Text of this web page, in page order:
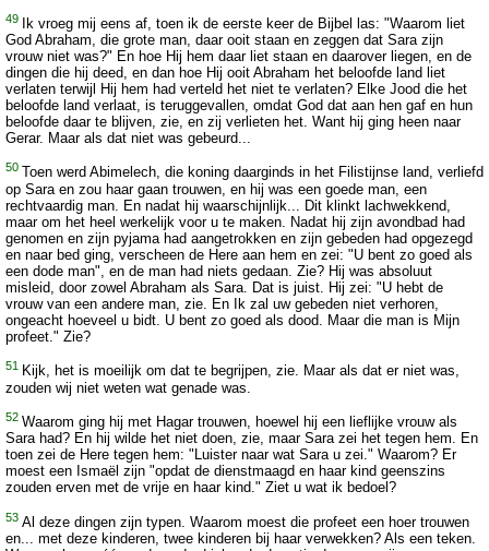
49
Ik vroeg mij eens af, toen ik de eerste keer de Bijbel las: "Waarom liet
God Abraham, die grote man, daar ooit staan en zeggen dat Sara zijn
vrouw niet was?" En hoe Hij hem daar liet staan en daarover liegen, en de
dingen die hij deed, en dan hoe Hij ooit Abraham het beloofde land liet
verlaten terwijl Hij hem had verteld het niet te verlaten? Elke Jood die het
beloofde land verlaat, is teruggevallen, omdat God dat aan hen gaf en hun
beloofde daar te blijven, zie, en zij verlieten het. Want hij ging heen naar
Gerar. Maar als dat niet was gebeurd...
50
Toen werd Abimelech, die koning daarginds in het Filistijnse land, verliefd
op Sara en zou haar gaan trouwen, en hij was een goede man, een
rechtvaardig man. En nadat hij waarschijnlijk... Dit klinkt lachwekkend,
maar om het heel werkelijk voor u te maken. Nadat hij zijn avondbad had
genomen en zijn pyjama had aangetrokken en zijn gebeden had opgezegd
en naar bed ging, verscheen de Here aan hem en zei: "U bent zo goed als
een dode man", en de man had niets gedaan. Zie? Hij was absoluut
misleid, door zowel Abraham als Sara. Dat is juist. Hij zei: "U hebt de
vrouw van een andere man, zie. En Ik zal uw gebeden niet verhoren,
ongeacht hoeveel u bidt. U bent zo goed als dood. Maar die man is Mijn
profeet." Zie?
51
Kijk, het is moeilijk om dat te begrijpen, zie. Maar als dat er niet was,
zouden wij niet weten wat genade was.
52 Waarom ging hij met Hagar trouwen, hoewel hij een lieflijke vrouw als
Sara had? En hij wilde het niet doen, zie, maar Sara zei het tegen hem. En
toen zei de Here tegen hem: "Luister naar wat Sara u zei." Waarom? Er
moest een Ismaël zijn "opdat de dienstmaagd en haar kind geenszins
zouden erven met de vrije en haar kind." Ziet u wat ik bedoel?
53 Al deze dingen zijn typen. Waarom moest die profeet een hoer trouwen
en... met deze kinderen, twee kinderen bij haar verwekken? Als een teken.